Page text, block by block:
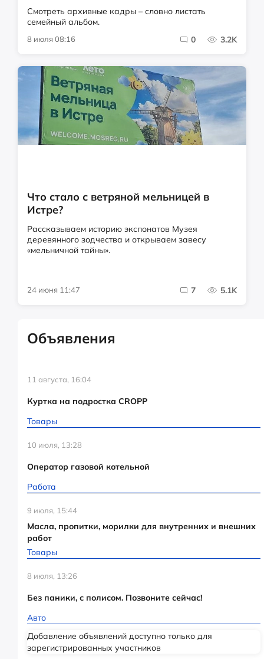
Смотреть архивные кадры – словно листать
семейный альбом.
8 июля 08:16 0 3.2K
Что стало с ветряной мельницей в
Истре?
Рассказываем историю экспонатов Музея
деревянного зодчества и открываем завесу
«мельничной тайны».
24 июня 11:47 7 5.1K
Объявления
11 августа, 16:04
Куртка на подростка CROPP
Товары
10 июля, 13:28
Оператор газовой котельной
Работа
9 июля, 15:44
Масла, пропитки, морилки для внутренних и внешних
работ
Товары
8 июля, 13:26
Без паники, с полисом. Позвоните сейчас!
Авто
Добавление объявлений доступно только для
зарегистрированных участников